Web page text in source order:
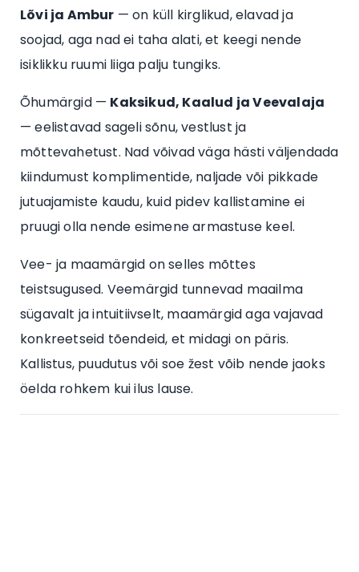
Lõvi ja Ambur — on küll kirglikud, elavad ja
soojad, aga nad ei taha alati, et keegi nende
isiklikku ruumi liiga palju tungiks.
Õhumärgid — Kaksikud, Kaalud ja Veevalaja
— eelistavad sageli sõnu, vestlust ja
mõttevahetust. Nad võivad väga hästi väljendada
kiindumust komplimentide, naljade või pikkade
jutuajamiste kaudu, kuid pidev kallistamine ei
pruugi olla nende esimene armastuse keel.
Vee- ja maamärgid on selles mõttes
teistsugused. Veemärgid tunnevad maailma
sügavalt ja intuitiivselt, maamärgid aga vajavad
konkreetseid tõendeid, et midagi on päris.
Kallistus, puudutus või soe žest võib nende jaoks
öelda rohkem kui ilus lause.